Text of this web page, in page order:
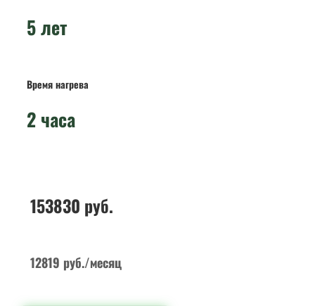
5 лет
Время нагрева
2 часа
153830 руб.
12819 руб./месяц